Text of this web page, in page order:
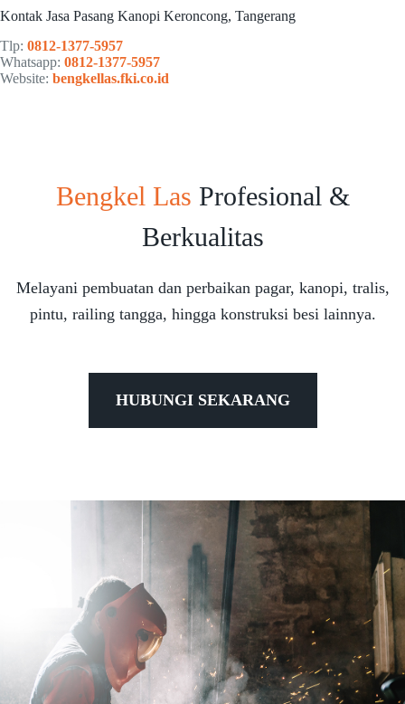
Kontak Jasa Pasang Kanopi Keroncong, Tangerang
Tlp: 0812-1377-5957
Whatsapp: 0812-1377-5957
Website: bengkellas.fki.co.id
Bengkel Las Profesional &
Berkualitas
Melayani pembuatan dan perbaikan pagar, kanopi, tralis,
pintu, railing tangga, hingga konstruksi besi lainnya.
HUBUNGI SEKARANG